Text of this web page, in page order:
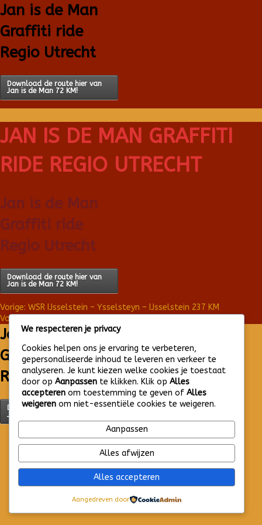
Jan is de Man
Graffiti ride
Regio Utrecht
Download de route hier van
Jan is de Man 72 KM!
JAN IS DE MAN GRAFFITI
RIDE REGIO UTRECHT
Jan is de Man
Graffiti ride
Regio Utrecht
Download de route hier van
Jan is de Man 72 KM!
BERICHT
NAVIGATIE
Vorige: WSR IJsselstein – Ysselsteyn – IJsselstein 237 KM
Volgende:
Jan is de Man
Graffiti ride
Regio Utrecht
Download de route hier van
Jan is de Man 72 KM!
We respecteren je privacy
Cookies helpen ons je ervaring te verbeteren,
gepersonaliseerde inhoud te leveren en verkeer te
analyseren. Je kunt kiezen welke cookies je toestaat
door op Aanpassen te klikken. Klik op Alles
accepteren om toestemming te geven of Alles
weigeren om niet-essentiële cookies te weigeren.
Aanpassen
Alles afwijzen
Alles accepteren
Aangedreven door